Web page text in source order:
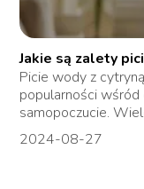
Jakie są zalety
Picie wody z
popularności
samopoczucie.
2024-08-27